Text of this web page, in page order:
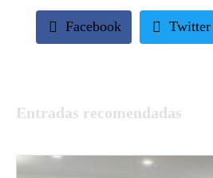
Facebook Twitter
Entradas recomendadas